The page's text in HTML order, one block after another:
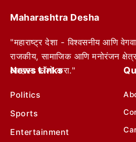
Maharashtra Desha
"महाराष्ट्र देशा - विश्वसनीय आणि
राजकीय, सामाजिक आणि मनोरंजन
आम्हाला फॉलो करा."
News Links
Politics
Sports
Entertainment